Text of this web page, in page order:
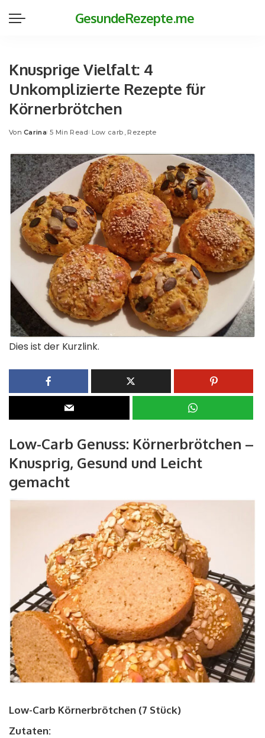
GesundeRezepte.me
Knusprige Vielfalt: 4
Unkomplizierte Rezepte für
Körnerbrötchen
Posted
Von Carina 5 Min Read Low carb Rezepte
Dies ist der Kurzlink.
Low-Carb Genuss: Körnerbrötchen –
Knusprig, Gesund und Leicht
gemacht
Low-Carb Körnerbrötchen (7 Stück)
Zutaten: